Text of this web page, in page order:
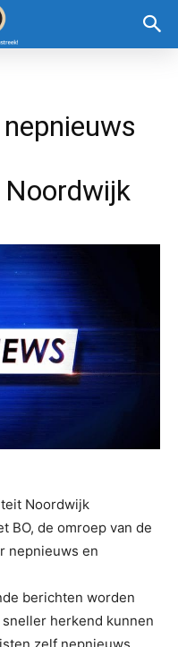
Noordwijk
BO, de omroep van de
nepnieuws en
berichten worden
herkend kunnen